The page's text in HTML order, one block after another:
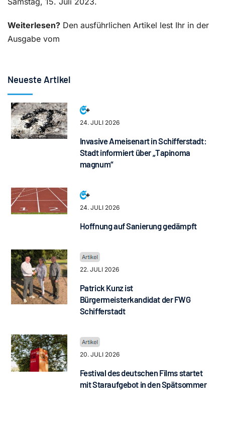
Weiterlesen? Den ausführlichen Artikel lest Ihr in der
Ausgabe vom
Neueste Artikel
24. JULI 2026
Invasive Ameisenart in Schifferstadt:
Stadt informiert über „Tapinoma
magnum“
24. JULI 2026
Hoffnung auf Sanierung gedämpft
22. JULI 2026
Patrick Kunz ist
Bürgermeisterkandidat der FWG
Schifferstadt
20. JULI 2026
Festival des deutschen Films startet
mit Staraufgebot in den Spätsommer